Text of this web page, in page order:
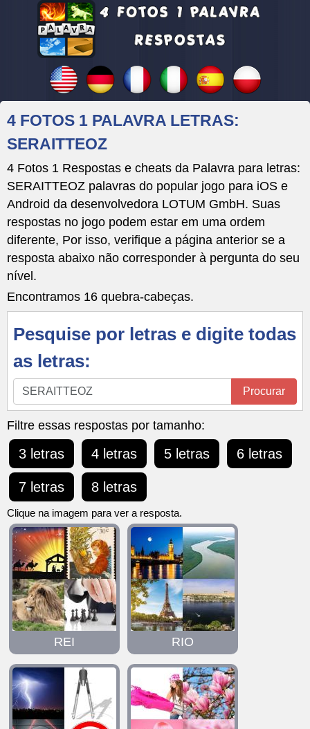
4 FOTOS 1 PALAVRA LETRAS:
SERAITTEOZ
4 Fotos 1 Respostas e cheats da Palavra para letras:
SERAITTEOZ palavras do popular jogo para iOS e
Android da desenvolvedora LOTUM GmbH. Suas
respostas no jogo podem estar em uma ordem
diferente, Por isso, verifique a página anterior se a
resposta abaixo não corresponder à pergunta do seu
nível.
Encontramos 16 quebra-cabeças.
Pesquise por letras e digite todas
as letras:
Pesquise
por
letras
e
digite
todas
as
letras:
Procurar
Filtre essas respostas por tamanho:
3 letras 4 letras 5 letras 6 letras
7 letras 8 letras
Clique na imagem para ver a resposta.
REI RIO